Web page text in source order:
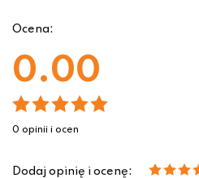
Ocena:
0.00
0 opinii i ocen
Dodaj opinię i ocenę: